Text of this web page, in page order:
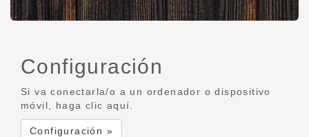
Configuración
Si va conectarla/o a un ordenador o dispositivo
móvil, haga clic aquí.
Configuración »